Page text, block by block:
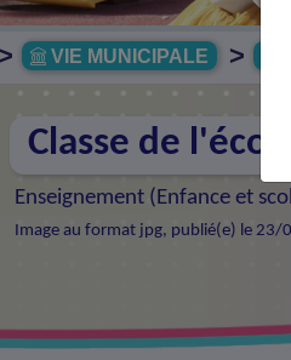
> VIE MUNICIPALE >
Classe de
Enseignement (Enfance et
Image au format jpg, publié(e) le